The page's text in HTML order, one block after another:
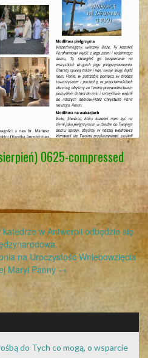
0625-compressed
w Antwerpii odbędzie się
na Uroczystość Wniebowzięcia
Maryi Panny→
do Tych co mogą, o wsparcie